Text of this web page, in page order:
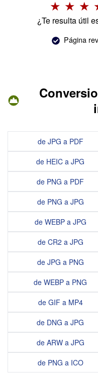
¿Te resulta útil
Página
de JPG a PDF
de HEIC a JPG
de PNG a PDF
de PNG a JPG
de WEBP a JPG
de CR2 a JPG
de JPG a PNG
de WEBP a PNG
de GIF a MP4
de DNG a JPG
de ARW a JPG
de PNG a ICO